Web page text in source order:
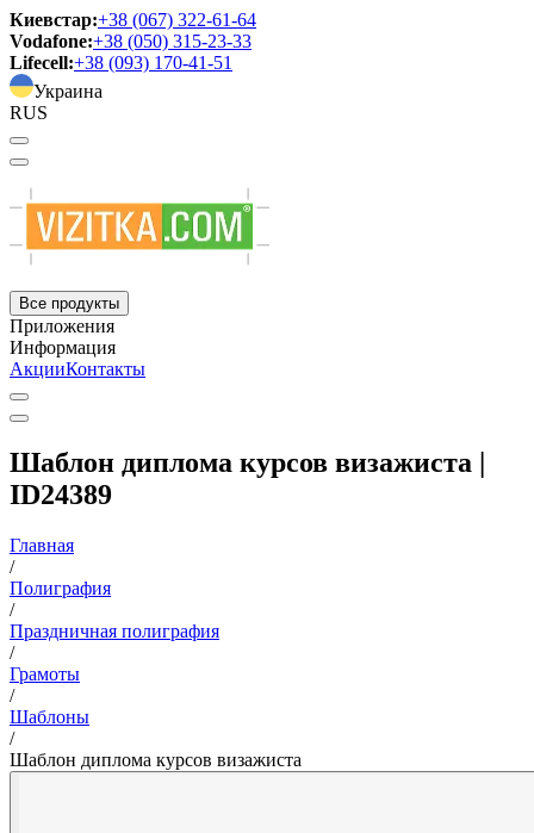
Киевстар:+38 (067) 322-61-64
Vodafone:+38 (050) 315-23-33
Lifecell:+38 (093) 170-41-51
Украина
RUS
Все продукты
Приложения
Информация
АкцииКонтакты
Шаблон диплома курсов визажиста |
ID24389
Главная
/
Полиграфия
/
Праздничная полиграфия
/
Грамоты
/
Шаблоны
/
Шаблон диплома курсов визажиста